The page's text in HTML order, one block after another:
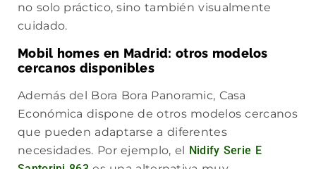
no solo práctico, sino también visualmente
cuidado.
Mobil homes en Madrid: otros modelos
cercanos disponibles
Además del Bora Bora Panoramic, Casa
Económica dispone de otros modelos cercanos
que pueden adaptarse a diferentes
necesidades. Por ejemplo, el Nidify Serie E